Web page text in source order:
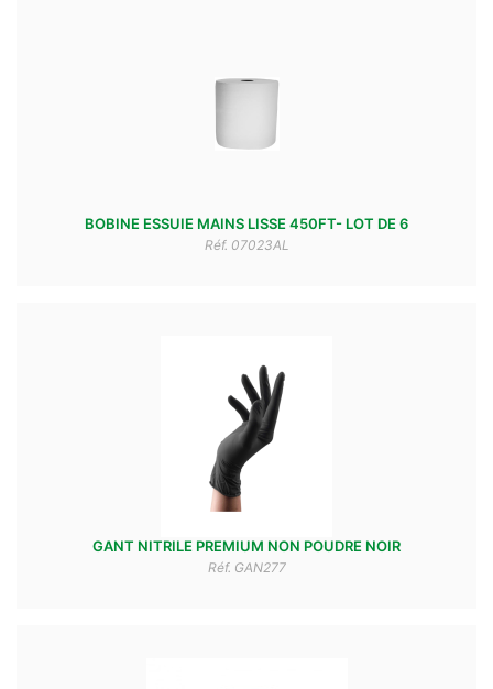
BOBINE ESSUIE MAINS LISSE 450FT- LOT DE 6
Réf. 07023AL
GANT NITRILE PREMIUM NON POUDRE NOIR
Réf. GAN277